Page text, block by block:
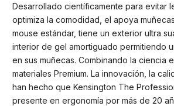
Desarrollado científicamente para evitar
optimiza la comodidad, el apoya
mouse estándar, tiene un exterior ultra
interior de gel amortiguado permitiendo
en sus muñecas. Combinando la ciencia
materiales Premium. La innovación, la
han hecho que Kensington The
presente en ergonomía por más de 20